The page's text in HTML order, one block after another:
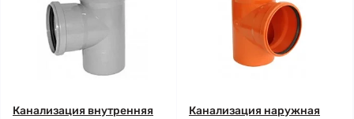
Канализация внутренняя
Канализация наружная